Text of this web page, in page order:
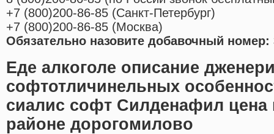
+7 (800)200-86-85 (Санкт-Петербург)
+7 (800)200-86-85 (Москва)
Обязательно назовите добавочный номер:
Еде алкоголе описание
софтотличинельных
сиалис софт Силденафил цена
районе дорогомилово